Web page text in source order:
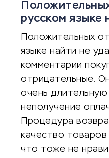
русском языке
Положительных
языке найти не
комментарии
отрицательные.
очень
неполучение
Процедура
качество
что тоже не